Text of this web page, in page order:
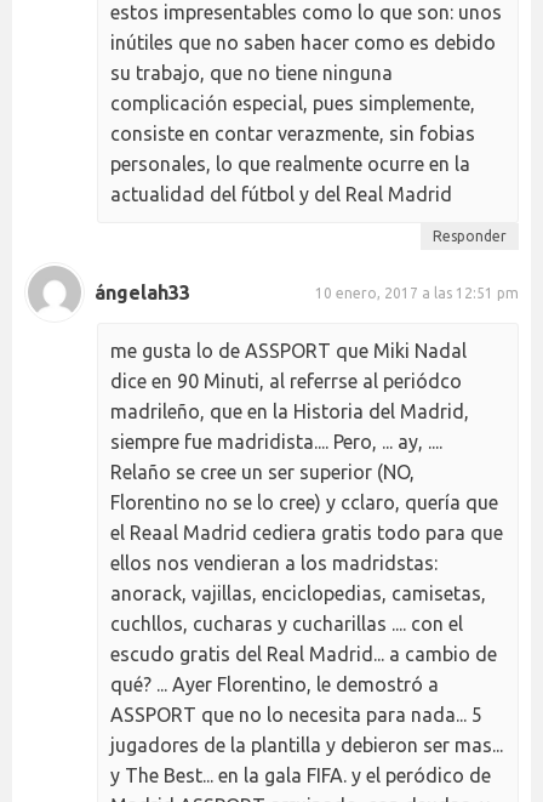
estos impresentables como lo que son: unos
inútiles que no saben hacer como es debido
su trabajo, que no tiene ninguna
complicación especial, pues simplemente,
consiste en contar verazmente, sin fobias
personales, lo que realmente ocurre en la
actualidad del fútbol y del Real Madrid
Responder
ángelah33 10 enero, 2017 a las 12:51 pm
me gusta lo de ASSPORT que Miki Nadal
dice en 90 Minuti, al referrse al periódco
madrileño, que en la Historia del Madrid,
siempre fue madridista.... Pero, ... ay, ....
Relaño se cree un ser superior (NO,
Florentino no se lo cree) y cclaro, quería que
el Reaal Madrid cediera gratis todo para que
ellos nos vendieran a los madridstas:
anorack, vajillas, enciclopedias, camisetas,
cuchllos, cucharas y cucharillas .... con el
escudo gratis del Real Madrid... a cambio de
qué? ... Ayer Florentino, le demostró a
ASSPORT que no lo necesita para nada... 5
jugadores de la plantilla y debieron ser mas...
y The Best... en la gala FIFA. y el peródico de